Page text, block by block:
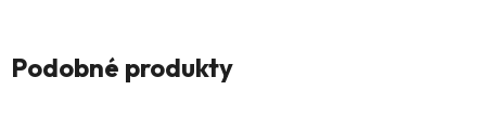
Podobné produkty